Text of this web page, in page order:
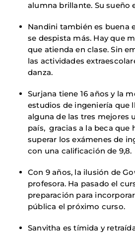
alumna brillante. Su sueño
Nandini también es buena
se despista más. Hay que
que atienda en clase. Sin
las actividades
danza.
Surjana tiene 16 años y la
estudios de ingeniería que
alguna de las tres mejores
país, gracias a la beca que
superar los exámenes de
con una calificación de 9,8.
Con 9 años, la ilusión de
profesora. Ha pasado el
preparación para
pública el próximo curso.
Sanvitha es tímida y